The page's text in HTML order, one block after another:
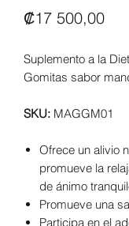
₡17 500,00
Suplemento a la
Gomitas sabor
SKU: MAGGM01
Ofrece un alivio
promueve la
de ánimo
Promueve una
Participa en el